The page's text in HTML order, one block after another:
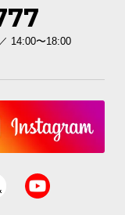
14:00〜18:00